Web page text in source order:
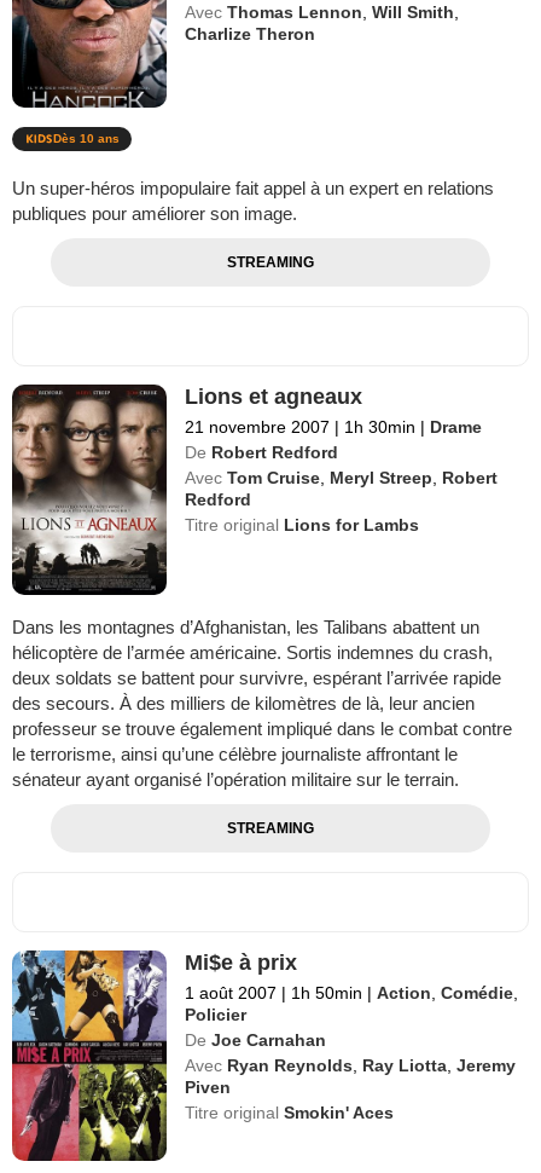
Avec Thomas Lennon ,Will Smith
Charlize Theron
Dès 10 ans
Un super-héros impopulaire fait appel à un expert en relations
publiques pour améliorer son image.
STREAMING
Lions et agneaux
21 novembre 2007 | 1h 30min | Drame
De Robert Redford
Avec Tom Cruise Meryl Streep
Robert
Redford
Titre original Lions for Lambs
Dans les montagnes d’Afghanistan, les Talibans abattent un
hélicoptère de l’armée américaine. Sortis indemnes du crash,
deux soldats se battent pour survivre, espérant l’arrivée rapide
des secours. À des milliers de kilomètres de là, leur ancien
professeur se trouve également impliqué dans le combat contre
le terrorisme, ainsi qu’une célèbre journaliste affrontant le
sénateur ayant organisé l’opération militaire sur le terrain.
STREAMING
Mi$e à prix
1 août 2007 | 1h 50min | Action ,Comédie
Policier
De Joe Carnahan
Avec Ryan Reynolds Ray Liotta ,Jeremy
Piven
Titre originalSmokin' Aces